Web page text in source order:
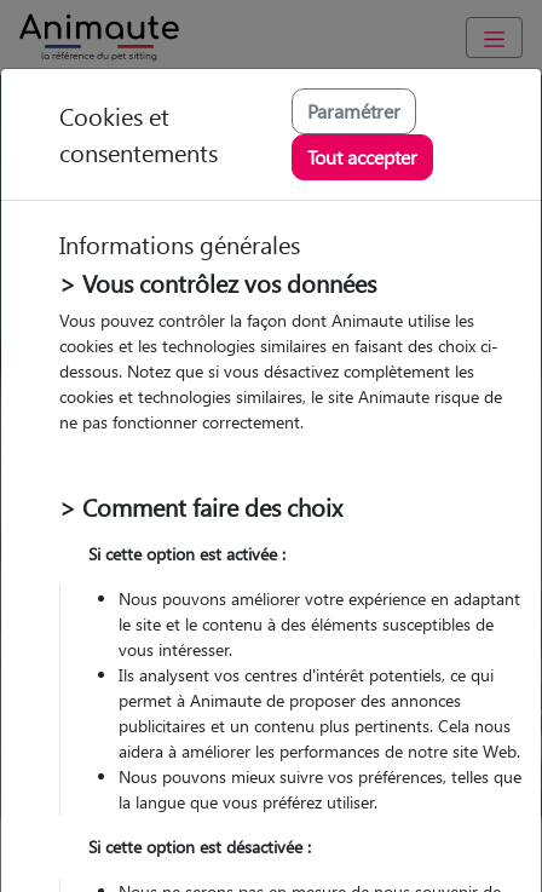
GARDE ANIMAUX à Graignes-Mesnil-Angot : Garde chien et
chat en famille ou à domicile, visites et promenades
Trouvez une garde animaux à
Graignes-Mesnil-Angot
Parmi nos pet-sitters à Graignes-
Mesnil-Angot
Pour quel animal ?
Trouver mon Pet Sitter
Cookies et
consentements
Paramétrer
Tout accepter
Informations générales
> Vous contrôlez vos données
Vous pouvez contrôler la façon dont Animaute utilise les
cookies et les technologies similaires en faisant des choix ci-
dessous. Notez que si vous désactivez complètement les
cookies et technologies similaires, le site Animaute risque de
ne pas fonctionner correctement.
> Comment faire des choix
Si cette option est activée :
Nous pouvons améliorer votre expérience en adaptant
le site et le contenu à des éléments susceptibles de
vous intéresser.
Ils analysent vos centres d'intérêt potentiels, ce qui
permet à Animaute de proposer des annonces
publicitaires et un contenu plus pertinents. Cela nous
aidera à améliorer les performances de notre site Web.
Nous pouvons mieux suivre vos préférences, telles que
la langue que vous préférez utiliser.
Si cette option est désactivée :